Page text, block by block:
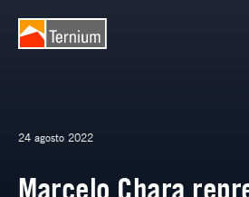
24 agosto 2022
Marcelo Chara